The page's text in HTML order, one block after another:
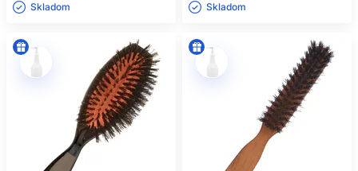
Skladom ㅤ Skladom ㅤ